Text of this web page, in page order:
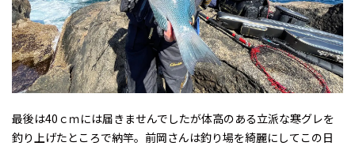
最後は40ｃｍには届きませんでしたが体高のある立派な寒グレを
釣り上げたところで納竿。前岡さんは釣り場を綺麗にしてこの日